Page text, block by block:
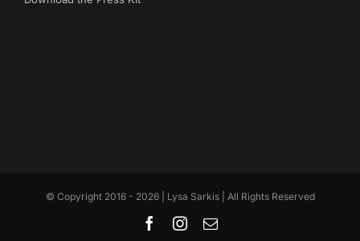
© Copyright 2016 - 2026 | Lysa Sarkis | All Rights Reserved
FacebookInstagram
Email